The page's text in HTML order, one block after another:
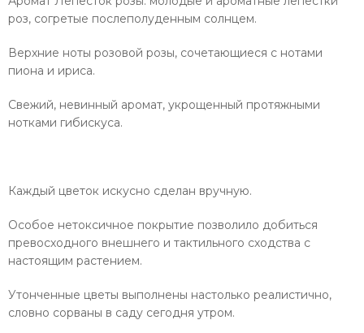
роз, согретые послеполуденным солнцем.
Верхние ноты розовой розы, сочетающиеся с нотами
пиона и ириса.
Свежий, невинный аромат, укрощенный протяжными
нотками гибискуса.
Каждый цветок искусно сделан вручную.
Особое нетоксичное покрытие позволило добиться
превосходного внешнего и тактильного сходства с
настоящим растением.
Утонченные цветы выполнены настолько реалистично,
словно сорваны в саду сегодня утром.